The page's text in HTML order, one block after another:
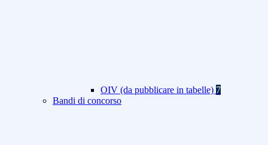
OIV (da pubblicare in tabelle) 7
Bandi di concorso